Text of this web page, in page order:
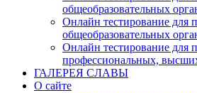
общеобразовательных
Онлайн тестирование для
общеобразовательных
Онлайн тестирование для
профессиональных,
ГАЛЕРЕЯ СЛАВЫ
О сайте